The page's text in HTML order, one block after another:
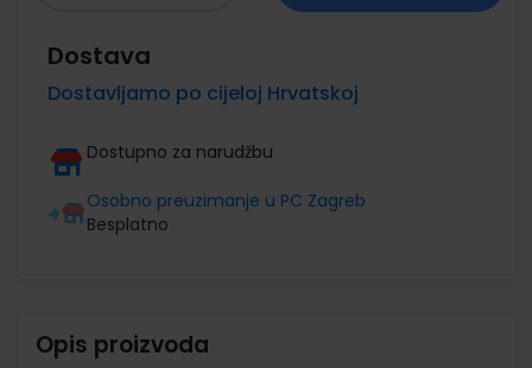
Dostava
Dostavljamo po cijeloj Hrvatskoj
Dostupno za narudžbu
Osobno preuzimanje u PC Zagreb
Besplatno
Opis proizvoda